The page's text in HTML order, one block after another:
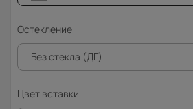
Остекление
Без стекла (ДГ)
Цвет вставки